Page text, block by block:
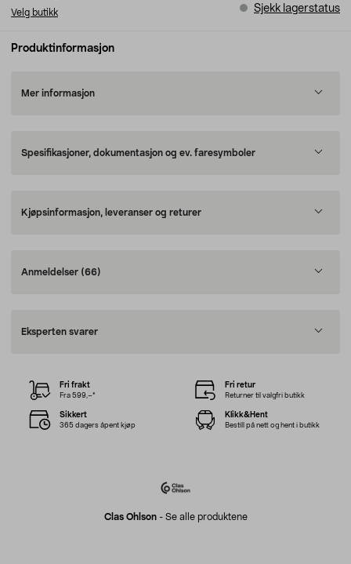
Velg butikk
Sjekk lagerstatus
Produktinformasjon
Mer informasjon
Spesifikasjoner, dokumentasjon og ev. faresymboler
Kjøpsinformasjon, leveranser og returer
Anmeldelser (66)
Eksperten svarer
Clas Ohlson- Se alle produktene
Fri frakt
Fra 599,–*
Fri retur
Returner til valgfri butikk
Sikkert
365 dagers åpent kjøp
Klikk&Hent
Bestill på nett og hent i butikk